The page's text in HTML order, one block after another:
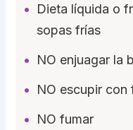
Dieta líquida o
sopas frías
NO enjuagar la
NO escupir con
NO fumar